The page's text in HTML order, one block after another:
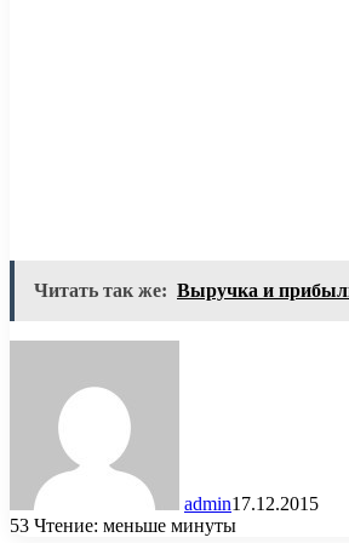
Читать так же: Выручка и
admin17.12.2015
53 Чтение: меньше минуты